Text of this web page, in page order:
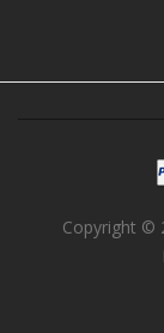
Copyright ©